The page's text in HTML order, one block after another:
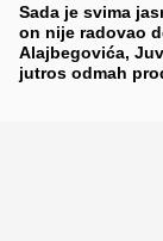
Sada je svima
on nije radovao
Alajbegovića,
jutros odmah